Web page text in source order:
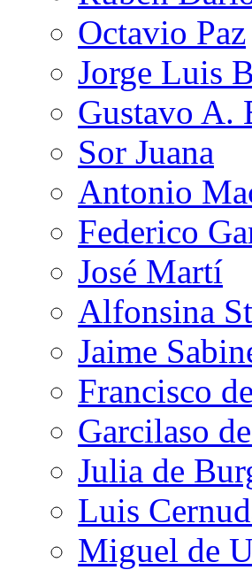
Octavio Paz
Jorge Luis
Gustavo A.
Sor Juana
Antonio
Federico
José Martí
Alfonsina
Jaime
Francisco
Garcilaso
Julia de
Luis
Miguel de